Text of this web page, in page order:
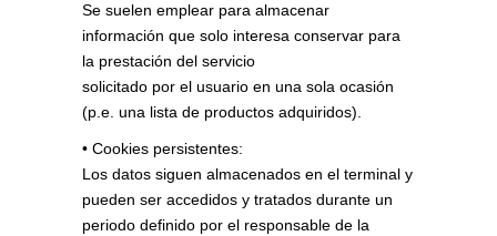
Se suelen emplear para almacenar
información que solo interesa conservar para
la prestación del servicio
solicitado por el usuario en una sola ocasión
(p.e. una lista de productos adquiridos).
• Cookies persistentes:
Los datos siguen almacenados en el terminal y
pueden ser accedidos y tratados durante un
periodo definido por el responsable de la